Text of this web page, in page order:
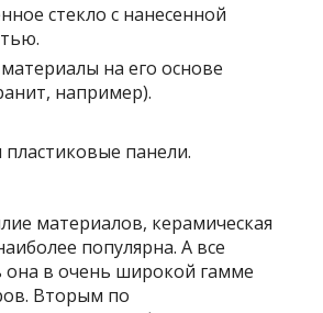
стекло с нанесенной
на его основе
например).
пластиковые панели.
материалов, керамическая
популярна. А все
она в очень широкой гамме
Вторым по